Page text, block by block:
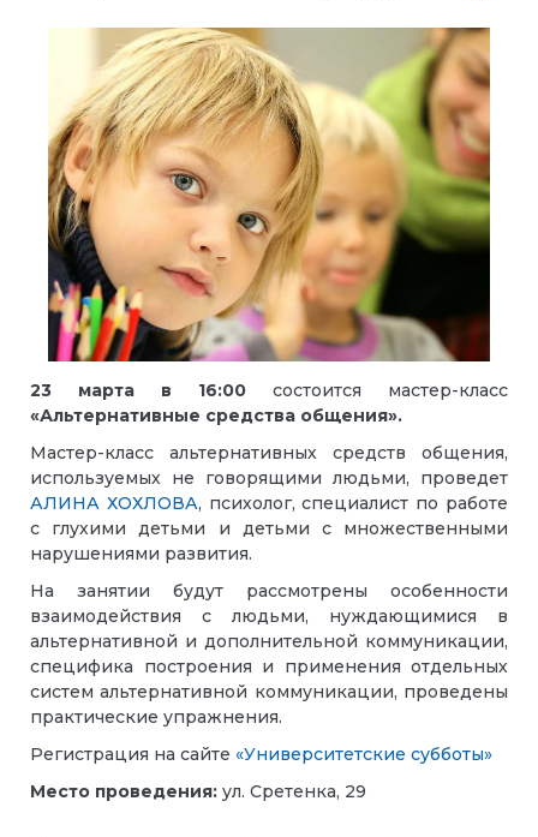
23 марта в 16:00 состоится мастер-класс
«Альтернативные средства общения».
Мастер-класс альтернативных средств общения,
используемых не говорящими людьми, проведет
АЛИНА ХОХЛОВА, психолог, специалист по работе
с глухими детьми и детьми с множественными
нарушениями развития.
На занятии будут рассмотрены особенности
взаимодействия с людьми, нуждающимися в
альтернативной и дополнительной коммуникации,
специфика построения и применения отдельных
систем альтернативной коммуникации, проведены
практические упражнения.
Регистрация на сайте «Университетские субботы»
Место проведения: ул. Сретенка, 29